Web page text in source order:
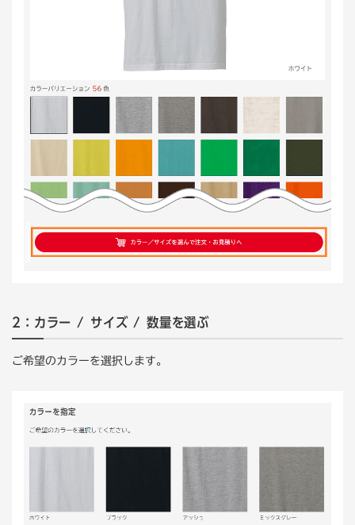
2：カラー / サイズ / 数量を選ぶ
ご希望のカラーを選択します。